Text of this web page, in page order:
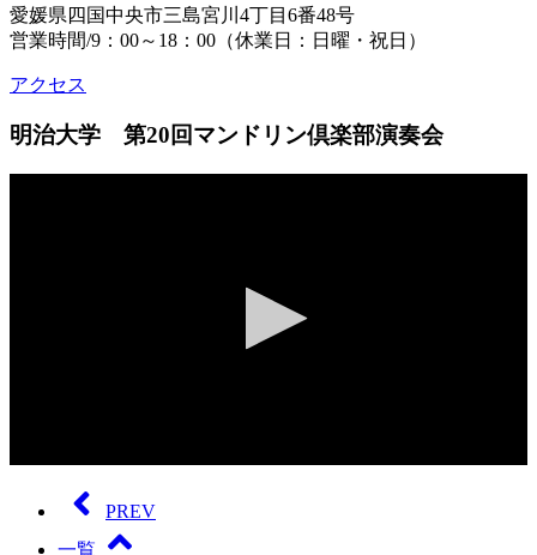
愛媛県四国中央市三島宮川4丁目6番48号
営業時間/9：00～18：00（休業日：日曜・祝日）
アクセス
明治大学 第20回マンドリン倶楽部演奏会
seconds
seconds
PREV
一覧